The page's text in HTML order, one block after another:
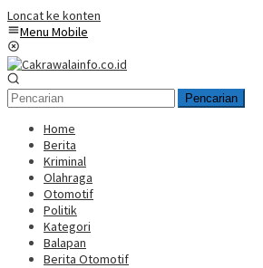
Loncat ke konten
Menu Mobile
Pencarian
Home
Berita
Kriminal
Olahraga
Otomotif
Politik
Kategori
Balapan
Berita Otomotif